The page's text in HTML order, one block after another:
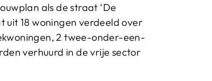
als de straat ‘De
uit 18 woningen verdeeld over
2 twee-onder-een-
verhuurd in de vrije sector